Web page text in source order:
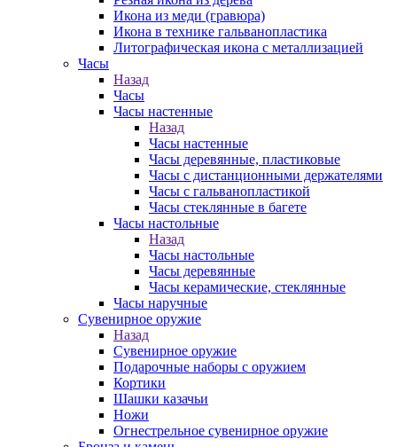
Икона из меди (гравюра)
Икона в технике гальванопластика
Литографическая икона с металлизацией
Часы
Назад
Часы
Часы настенные
Назад
Часы настенные
Часы деревянные, пластиковые
Часы с дистанционными держателями
Часы с гальванопластикой
Часы стеклянные в багете
Часы настольные
Назад
Часы настольные
Часы деревянные
Часы керамические, стеклянные
Часы наручные
Сувенирное оружие
Назад
Сувенирное оружие
Подарочные наборы с оружием
Кортики
Шашки казачьи
Ножи
Огнестрельное сувенирное оружие